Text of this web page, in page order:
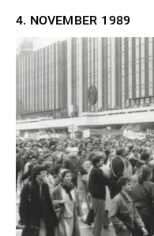
4. NOVEMBER 1989